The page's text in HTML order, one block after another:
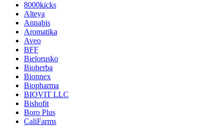
8000kicks
Alteya
Annabis
Aromatika
Aveo
BFF
Bielorusko
Bioherba
Bionnex
Biopharma
BIOVIT LLC
Bishofit
Boro Plus
CaliFarms